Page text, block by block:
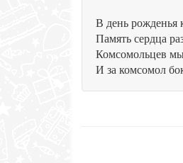
В день рожденья
Память сердца
Комсомольцев
И за комсомол